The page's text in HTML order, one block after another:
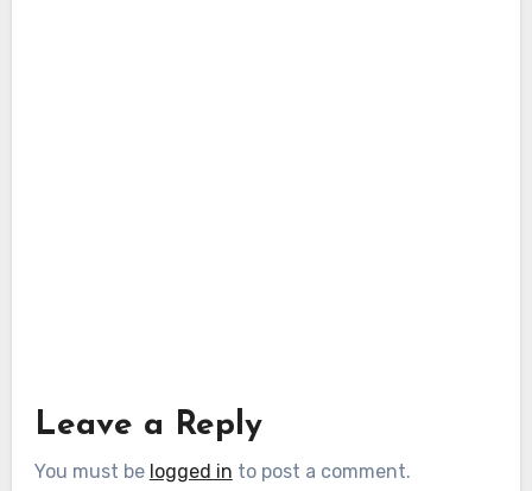
Leave a Reply
You must be logged in to post a comment.